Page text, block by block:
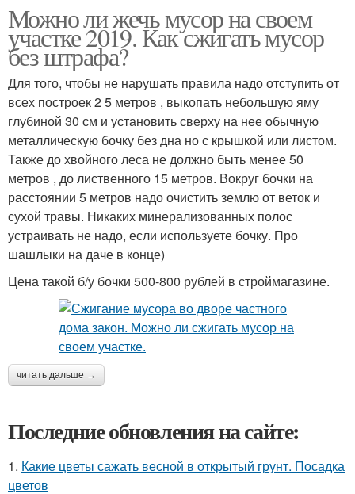
Можно ли жечь мусор на своем
участке 2019. Как сжигать мусор
без штрафа?
Для того, чтобы не нарушать правила надо отступить от
всех построек 2 5 метров , выкопать небольшую яму
глубиной 30 см и установить сверху на нее обычную
металлическую бочку без дна но с крышкой или листом.
Также до хвойного леса не должно быть менее 50
метров , до лиственного 15 метров. Вокруг бочки на
расстоянии 5 метров надо очистить землю от веток и
сухой травы. Никаких минерализованных полос
устраивать не надо, если используете бочку. Про
шашлыки на даче в конце)
Цена такой б/у бочки 500-800 рублей в строймагазине.
читать дальше →
Последние обновления на сайте:
1. Какие цветы сажать весной в открытый грунт. Посадка
цветов